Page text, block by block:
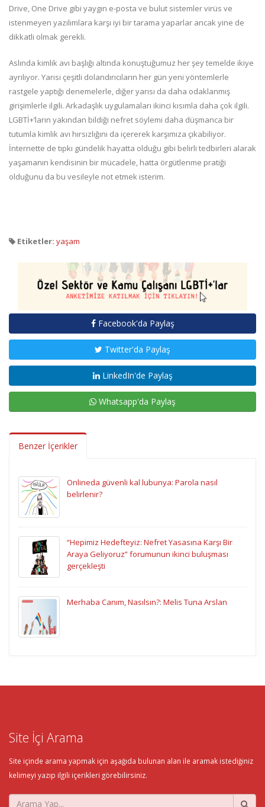
Drive, One Drive gibi yaygın e-posta ve bulut sistemler virüs ve
istenmeyen yazılımlara karşı iyi bir tarama yaparlar ancak yine de
dikkatli olmak gerekli.
Aslında kimlik avı başlığı altında konuştuğumuz her şey temelde ikiye
ayrılıyor. Yarısı çeşitli dolandırıcıların her gün yeni yöntemlerle
rastgele yaptığı denemelerle, diğer yarısı da daha odaklanmış
girişimlerle ilgili. Arkadaşlık uygulamaları ikinci kısımla daha çok ilgili.
LGBTİ+’ların yakından bildiği nefret söylemi daha düşmanca bir
tutumla kimlik avı hırsızlığını da içererek karşımıza çıkabiliyor.
İnternette de tıpkı gündelik hayatta olduğu gibi belirli tedbirleri alarak
yaşamanın kendisinin bir mücadele, hatta örgütlenme pratiği
olduğunu da bu vesileyle not etmek isterim.
Etiketler: yaşam
Facebook'da Paylaş
Twitter'da Paylaş
LinkedIn'de Paylaş
Whatsapp'da Paylaş
Benzer İçerikler
Onlineda güvenli kal lubunya: Parola nasıl
belirlenir?
“Hepimiz Hedefteyiz: Nefret Yasasına Karşı Bir
Araya Geliyoruz” forumunun ikinci buluşması
gerçekleşti
Merhaba Canım, Nasılsın?: Melis Tuna Arslan
Site İçi Arama
Site içinde arama yapmak için aşağıda bulunan alan ile aramak istediğiniz
kelimeyi yazıp ilgili içerikleri görebilirsiniz.